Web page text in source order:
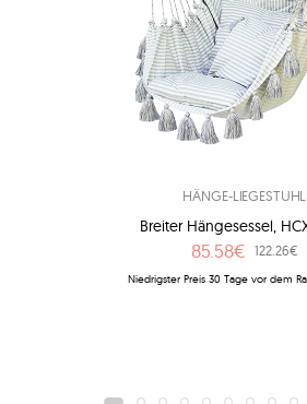
HÄNGE-LIEGESTUHL
Breiter Hängesessel,
85.58€ 122.26€
Niedrigster Preis 30 Tage vor dem